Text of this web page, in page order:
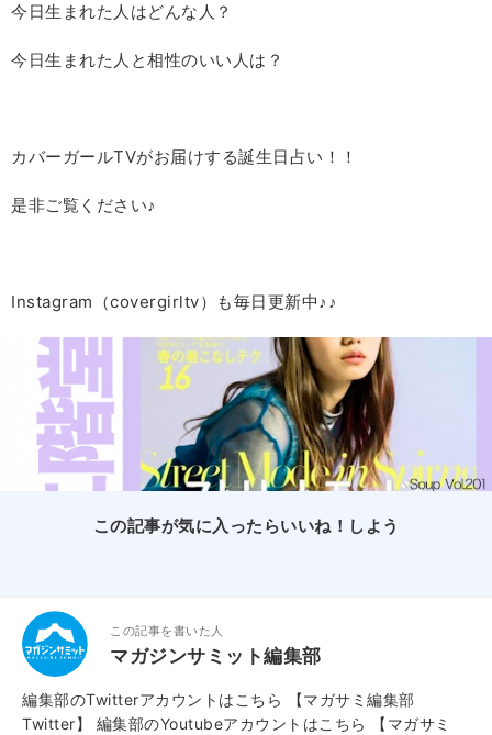
今日生まれた人はどんな人？
今日生まれた人と相性のいい人は？
カバーガールTVがお届けする誕生日占い！！
是非ご覧ください♪
Instagram（covergirltv）も毎日更新中♪♪
この記事が気に入ったらいいね！しよう
この記事を書いた人
マガジンサミット編集部
編集部のTwitterアカウントはこちら
【マガサミ編集部
Twitter】
編集部のYoutubeアカウントはこちら
【マガサミ